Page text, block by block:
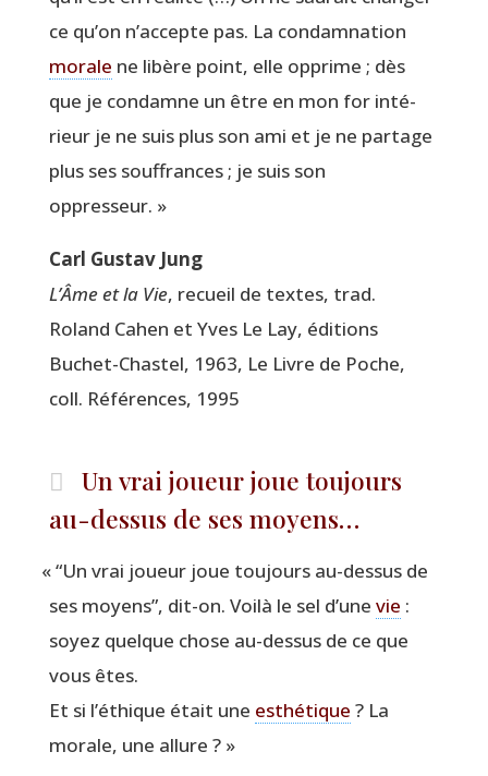
ce qu’on n’accepte pas. La condam­na­tion
morale ne libère point, elle opprime ; dès
que je condamne un être en mon for inté­
rieur je ne suis plus son ami et je ne par­tage
plus ses souf­frances ; je suis son
oppresseur. »
Carl Gus­tav Jung
L’Âme et la Vie, recueil de textes, trad.
Roland Cahen et Yves Le Lay, édi­tions
Buchet-Chas­tel, 1963, Le Livre de Poche,
coll. Réfé­rences, 1995
Un vrai joueur joue toujours
au-dessus de ses moyens…
«“Un vrai joueur joue tou­jours au-des­sus de
ses moyens”, dit-on. Voi­là le sel d’une vie :
soyez quelque chose au-des­sus de ce que
vous êtes.
Et si l’é­thique était une esthé­tique ? La
morale, une allure ? »